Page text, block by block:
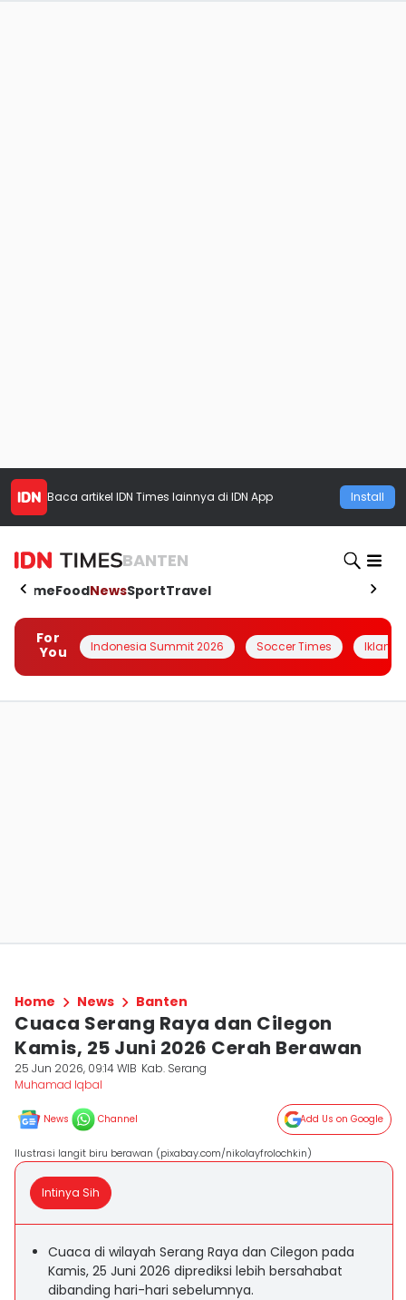
Baca artikel IDN Times lainnya di IDN App Install
BANTEN
HomeFoodNewsSportTravel
For
You
Indonesia Summit 2026 Soccer Times Iklanin
Home News Banten
Cuaca Serang Raya dan Cilegon
Kamis, 25 Juni 2026 Cerah Berawan
25 Jun 2026, 09:14 WIB Kab. Serang
Muhamad Iqbal
News Channel Add Us on Google
Ilustrasi langit biru berawan (pixabay.com/nikolayfrolochkin)
Intinya Sih
Cuaca di wilayah Serang Raya dan Cilegon pada
Kamis, 25 Juni 2026 diprediksi lebih bersahabat
dibanding hari-hari sebelumnya.